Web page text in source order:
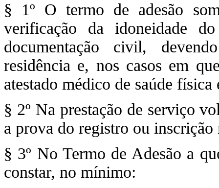
§ 1º O termo de adesão
verificação da idoneidade
documentação civil,
residência e, nos casos em
atestado médico de saúde física
§ 2º Na prestação de serviço
a prova do registro ou
§ 3º No Termo de Adesão a
constar, no mínimo: